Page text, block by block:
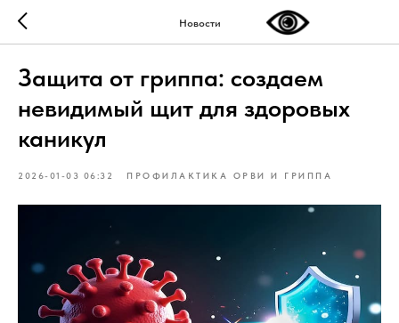
Новости
Защита от гриппа: создаем
невидимый щит для здоровых
каникул
2026-01-03 06:32 ПРОФИЛАКТИКА ОРВИ И ГРИППА